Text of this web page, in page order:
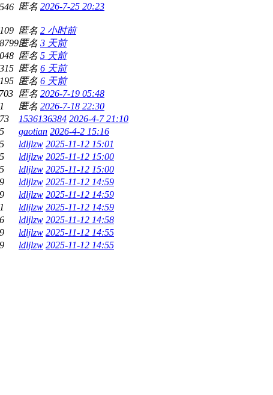
匿名 2026-7-25 20:23
匿名 2 小时前
8799匿名 3 天前
匿名 5 天前
匿名 6 天前
匿名 6 天前
匿名 2026-7-19 05:48
匿名 2026-7-18 22:30
1536136384 2026-4-7 21:10
gaotian 2026-4-2 15:16
ldljlzw 2025-11-12 15:01
ldljlzw 2025-11-12 15:00
ldljlzw 2025-11-12 15:00
ldljlzw 2025-11-12 14:59
ldljlzw 2025-11-12 14:59
ldljlzw 2025-11-12 14:59
ldljlzw 2025-11-12 14:58
ldljlzw 2025-11-12 14:55
ldljlzw 2025-11-12 14:55